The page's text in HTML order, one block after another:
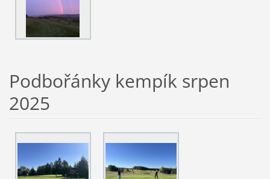
Podbořánky kempík srpen
2025